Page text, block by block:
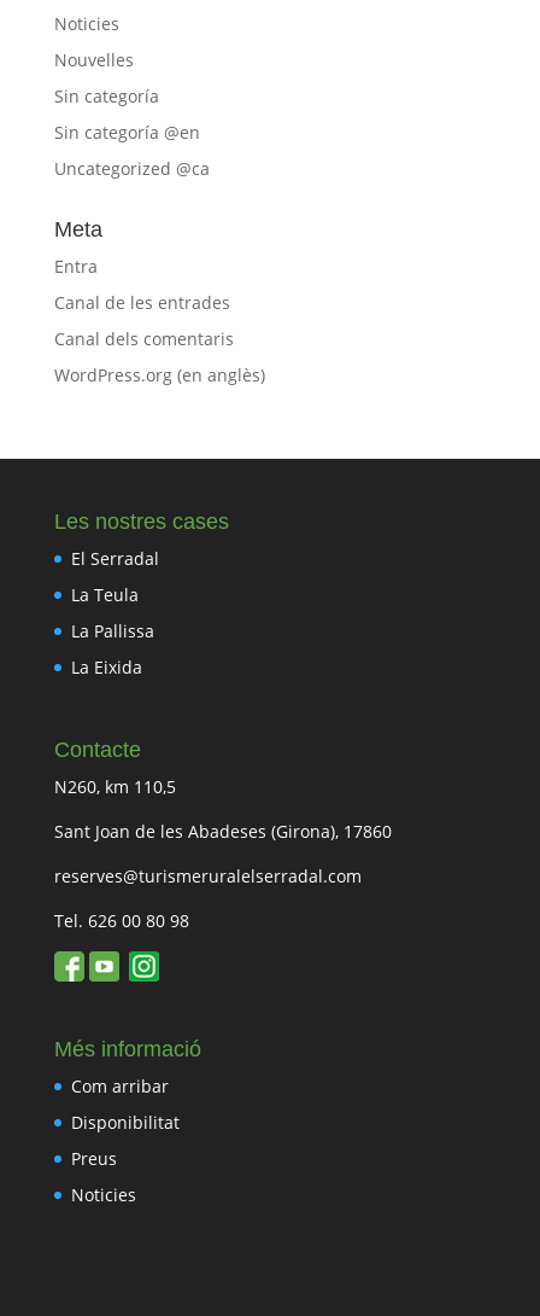
Noticies
Nouvelles
Sin categoría
Sin categoría @en
Uncategorized @ca
Meta
Entra
Canal de les entrades
Canal dels comentaris
WordPress.org (en anglès)
Les nostres cases
El Serradal
La Teula
La Pallissa
La Eixida
Contacte
N260, km 110,5
Sant Joan de les Abadeses (Girona), 17860
reserves@turismeruralelserradal.com
Tel. 626 00 80 98
Més informació
Com arribar
Disponibilitat
Preus
Noticies